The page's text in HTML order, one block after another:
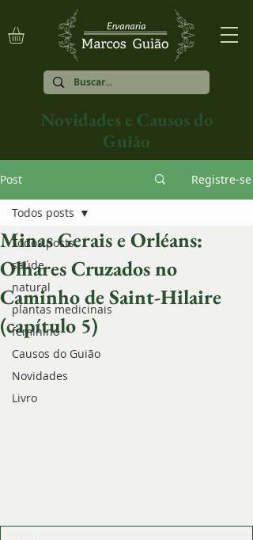
Novidades e Causos do
Guião
Post Registre-se
Todos posts
saúde
natural
plantas medicinais
feminino
Causos do Guião
Novidades
Livro
Todos posts
Minas Gerais e Orléans:
Olhares Cruzados no
Caminho de Saint-Hilaire
(capítulo 5)